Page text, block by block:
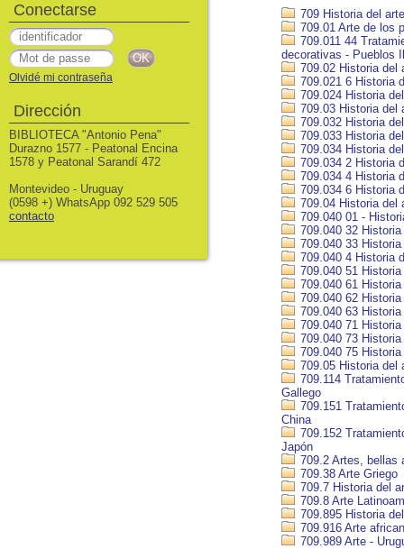
709 Historia del arte
709.01 Arte de los
709.011 44
decorativas - Pueblos
709.02 Historia del
709.021 6 Historia
709.024 Historia
709.03 Historia del
709.032 Historia
709.033 Historia
709.034 Historia
709.034 2 Historia
709.034 4 Historia
709.034 6 Historia
709.04 Historia del
709.040 01 -
709.040 32
709.040 33
709.040 4 Historia
709.040 51
709.040 61
709.040 62
709.040 63
709.040 71
709.040 73
709.040 75
709.05 Historia del
709.114
Gallego
709.151
China
709.152
Japón
709.2 Artes, bellas
709.38 Arte Griego
709.7 Historia del
709.8 Arte
709.895 Historia
709.916 Arte
709.989 Arte -
Conectarse
Olvidé mi contraseña
Dirección
BIBLIOTECA "Antonio Pena"
Durazno 1577 - Peatonal Encina
1578 y Peatonal Sarandí 472
Montevideo - Uruguay
(0598 +) WhatsApp 092 529 505
contacto